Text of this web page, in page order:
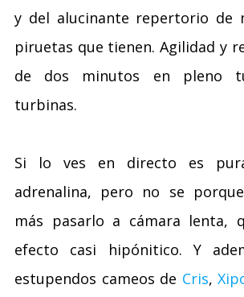
y del alucinante repertorio de
piruetas que tienen. Agilidad y
de dos minutos en pleno
turbinas.
Si lo ves en directo es
adrenalina, pero no se
más pasarlo a cámara lenta,
efecto casi hipónitico. Y
estupendos cameos de Cris,